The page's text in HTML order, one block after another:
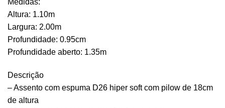
Medidas:
Altura: 1.10m
Largura: 2.00m
Profundidade: 0.95cm
Profundidade aberto: 1.35m
Descrição
– Assento com espuma D26 hiper soft com pilow de 18cm
de altura